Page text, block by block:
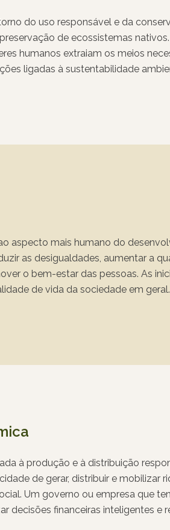
do uso responsável e da
de ecossistemas
humanos extraiam os meios
ligadas à sustentabilidade
aspecto mais humano do
as desigualdades, aumentar a
o bem-estar das pessoas. As
de vida da sociedade em
à produção e à distribuição
de gerar, distribuir e mobilizar
Um governo ou empresa que
decisões financeiras inteligentes e